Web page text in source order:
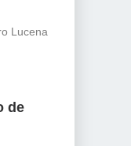
Lucena
de